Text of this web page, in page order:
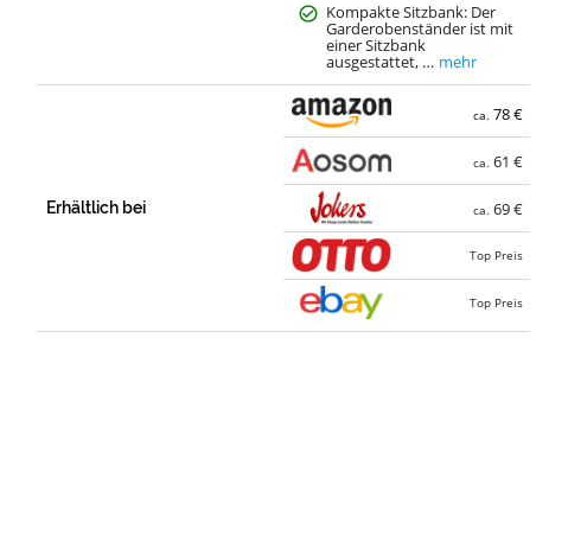
Kompakte Sitzbank: Der
Garderobenständer ist mit
einer Sitzbank
ausgestattet, … mehr
Erhältlich bei
ca.78 €
ca.61 €
ca.69 €
Top Preis
Top Preis